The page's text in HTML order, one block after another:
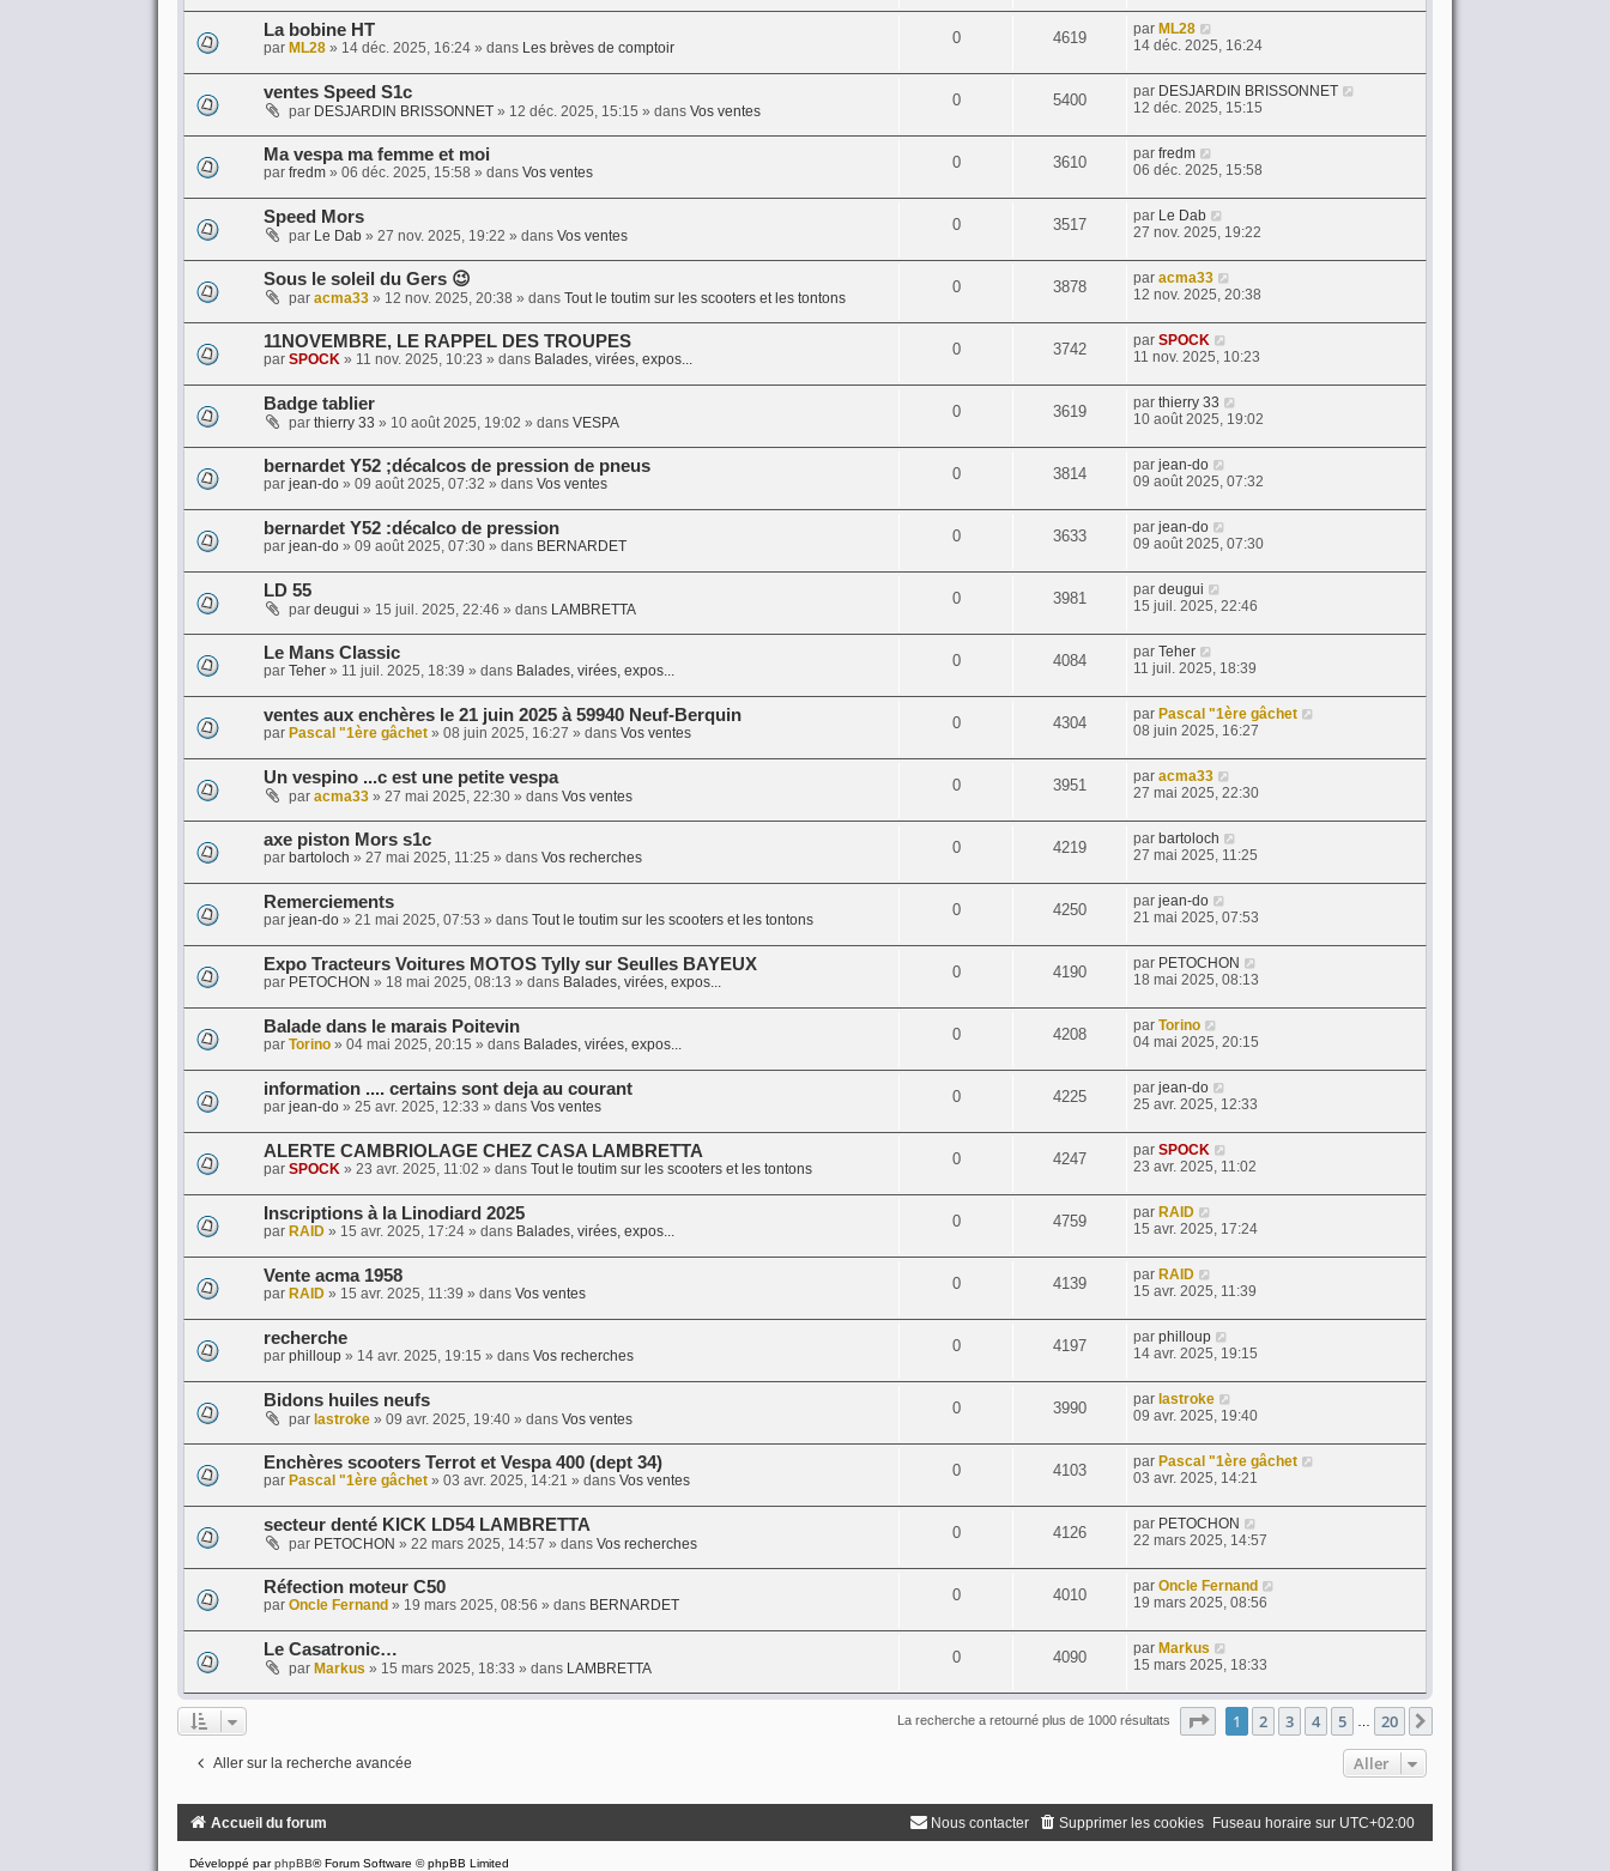
La bobine HT
par ML28» 14 déc. 2025, 16:24» dans Les brèves de comptoir
0 4619 par ML28
14 déc. 2025, 16:24
ventes Speed S1c
par DESJARDIN BRISSONNET» 12 déc. 2025, 15:15 » dans Vos ventes
0 5400 par DESJARDIN BRISSONNET
12 déc. 2025, 15:15
Ma vespa ma femme et moi
par fredm» 06 déc. 2025, 15:58 » dans Vos ventes
0 3610 parfredm
06 déc. 2025, 15:58
Speed Mors
par Le Dab» 27 nov. 2025, 19:22 » dans Vos ventes
0 3517 par Le Dab
27 nov. 2025, 19:22
Sous le soleil du Gers 😉
par acma33» 12 nov. 2025, 20:38 » dans Tout le toutim sur les scooters et les tontons
0 3878 paracma33
12 nov. 2025, 20:38
11NOVEMBRE, LE RAPPEL DES TROUPES
par SPOCK» 11 nov. 2025, 10:23 » dans Balades, virées, expos...
0 3742 parSPOCK
11 nov. 2025, 10:23
Badge tablier
par thierry 33 » 10 août 2025, 19:02 » dans VESPA
0 3619 parthierry 33
10 août 2025, 19:02
bernardet Y52 ;décalcos de pression de pneus
par jean-do» 09 août 2025, 07:32 » dans Vos ventes
0 3814 parjean-do
09 août 2025, 07:32
bernardet Y52 :décalco de pression
par jean-do» 09 août 2025, 07:30» dans BERNARDET
0 3633 parjean-do
09 août 2025, 07:30
LD 55
par deugui » 15 juil. 2025, 22:46 » dans LAMBRETTA
0 3981 pardeugui
15 juil. 2025, 22:46
Le Mans Classic
par Teher» 11 juil. 2025, 18:39 » dans Balades, virées, expos...
0 4084 parTeher
11 juil. 2025, 18:39
ventes aux enchères le 21 juin 2025 à 59940 Neuf-Berquin
par Pascal "1ère gâchet» 08 juin 2025, 16:27 » dans Vos ventes
0 4304 par Pascal "1ère gâchet
08 juin 2025, 16:27
Un vespino ...c est une petite vespa
par acma33» 27 mai 2025, 22:30» dans Vos ventes
0 3951 paracma33
27 mai 2025, 22:30
axe piston Mors s1c
par bartoloch » 27 mai 2025, 11:25 » dans Vos recherches
0 4219 par bartoloch
27 mai 2025, 11:25
Remerciements
par jean-do» 21 mai 2025, 07:53 » dans Tout le toutim sur les scooters et les tontons
0 4250 parjean-do
21 mai 2025, 07:53
Expo Tracteurs Voitures MOTOS Tylly sur Seulles BAYEUX
par PETOCHON » 18 mai 2025, 08:13 » dans Balades, virées, expos...
0 4190 par PETOCHON
18 mai 2025, 08:13
Balade dans le marais Poitevin
par Torino» 04 mai 2025, 20:15 » dans Balades, virées, expos...
0 4208 parTorino
04 mai 2025, 20:15
information .... certains sont deja au courant
par jean-do» 25 avr. 2025, 12:33 » dans Vos ventes
0 4225 parjean-do
25 avr. 2025, 12:33
ALERTE CAMBRIOLAGE CHEZ CASA LAMBRETTA
par SPOCK» 23 avr. 2025, 11:02 » dans Tout le toutim sur les scooters et les tontons
0 4247 parSPOCK
23 avr. 2025, 11:02
Inscriptions à la Linodiard 2025
par RAID» 15 avr. 2025, 17:24» dans Balades, virées, expos...
0 4759 par RAID
15 avr. 2025, 17:24
Vente acma 1958
par RAID» 15 avr. 2025, 11:39 » dans Vos ventes
0 4139 par RAID
15 avr. 2025, 11:39
recherche
par philloup» 14 avr. 2025, 19:15 » dans Vos recherches
0 4197 parphilloup
14 avr. 2025, 19:15
Bidons huiles neufs
par lastroke» 09 avr. 2025, 19:40» dans Vos ventes
0 3990 par lastroke
09 avr. 2025, 19:40
Enchères scooters Terrot et Vespa 400 (dept 34)
par Pascal "1ère gâchet» 03 avr. 2025, 14:21 » dans Vos ventes
0 4103 par Pascal "1ère gâchet
03 avr. 2025, 14:21
secteur denté KICK LD54 LAMBRETTA
par PETOCHON » 22 mars 2025, 14:57 » dans Vos recherches
0 4126 par PETOCHON
22 mars 2025, 14:57
Réfection moteur C50
par Oncle Fernand » 19 mars 2025, 08:56 » dans BERNARDET
0 4010 parOncle Fernand
19 mars 2025, 08:56
Le Casatronic…
par Markus » 15 mars 2025, 18:33 » dans LAMBRETTA
0 4090 par Markus
15 mars 2025, 18:33
La recherche a retourné plus de 1000 résultats Page sur20
1 2 3 4 5 20
Aller sur la recherche avancée Aller
Accueil du forum Fuseau horaire sur UTC+02:00
Supprimer les cookies
Nous contacter
Développé parphpBB® Forum Software © phpBB Limited